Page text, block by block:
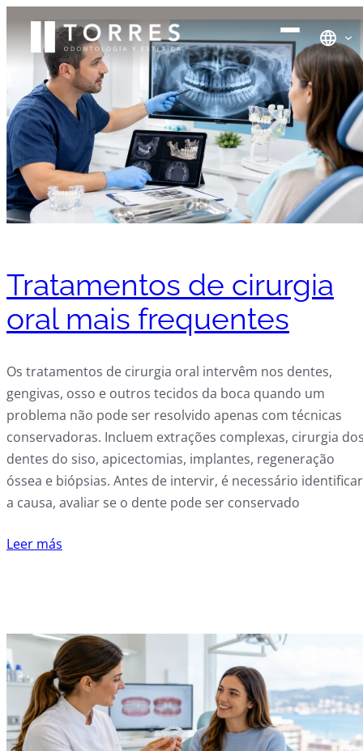
Tratamentos de cirurgia
oral mais frequentes
Os tratamentos de cirurgia oral intervêm nos dentes,
gengivas, osso e outros tecidos da boca quando um
problema não pode ser resolvido apenas com técnicas
conservadoras. Incluem extrações complexas, cirurgia
dentes do siso, apicectomias, implantes, regeneração
óssea e biópsias. Antes de intervir, é necessário identificar
a causa, avaliar se o dente pode ser conservado
Leer más